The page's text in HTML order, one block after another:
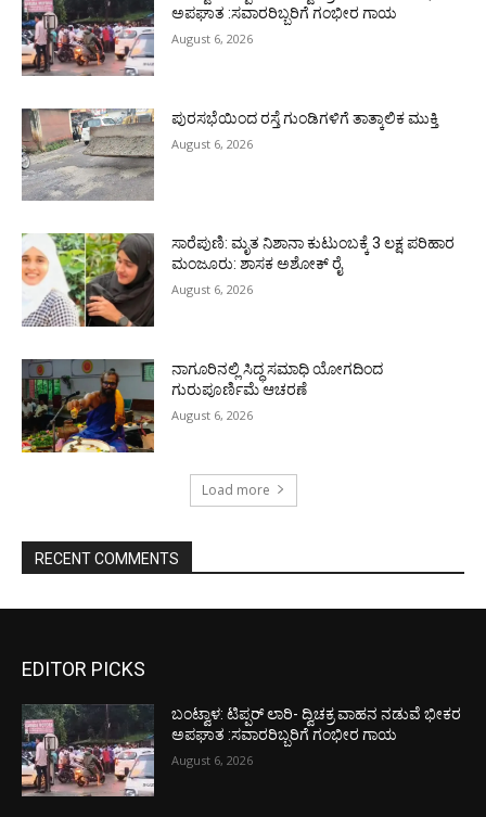
ಅಪಘಾತ :ಸವಾರರಿಬ್ಬರಿಗೆ ಗಂಭೀರ ಗಾಯ
August 6, 2026
ಪುರಸಭೆಯಿಂದ ರಸ್ತೆ ಗುಂಡಿಗಳಿಗೆ ತಾತ್ಕಾಲಿಕ ಮುಕ್ತಿ
August 6, 2026
ಸಾರೆಪುಣಿ: ಮೃತ ನಿಶಾನಾ ಕುಟುಂಬಕ್ಕೆ 3 ಲಕ್ಷ ಪರಿಹಾರ
ಮಂಜೂರು: ಶಾಸಕ ಅಶೋಕ್ ರೈ
August 6, 2026
ನಾಗೂರಿನಲ್ಲಿ ಸಿದ್ಧ ಸಮಾಧಿ ಯೋಗದಿಂದ
ಗುರುಪೂರ್ಣಿಮೆ ಆಚರಣೆ
August 6, 2026
Load more
RECENT COMMENTS
EDITOR PICKS
ಬಂಟ್ವಾಳ: ಟಿಪ್ಪರ್ ಲಾರಿ- ದ್ವಿಚಕ್ರ ವಾಹನ ನಡುವೆ ಭೀಕರ
ಅಪಘಾತ :ಸವಾರರಿಬ್ಬರಿಗೆ ಗಂಭೀರ ಗಾಯ
August 6, 2026